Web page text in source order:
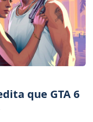
que GTA 6